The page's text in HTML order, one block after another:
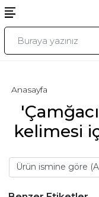
kelimesi
Anasayfa